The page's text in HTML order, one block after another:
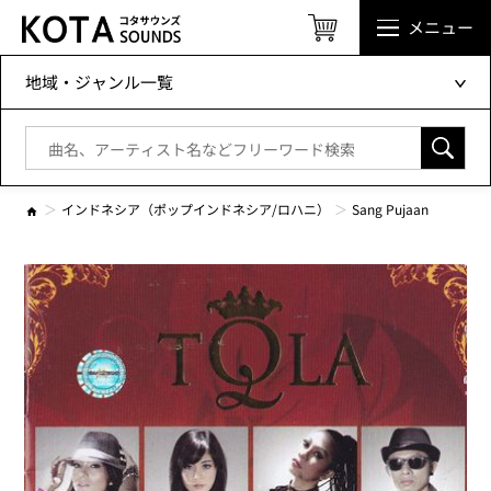
地域・ジャンル一覧
メニュー
インドネシア（ポップインドネシア/ロハニ） Sang Pujaan